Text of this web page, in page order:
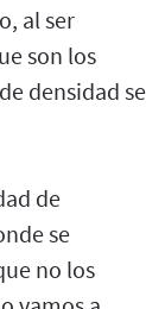
al ser
son los
densidad se
de
se
no los